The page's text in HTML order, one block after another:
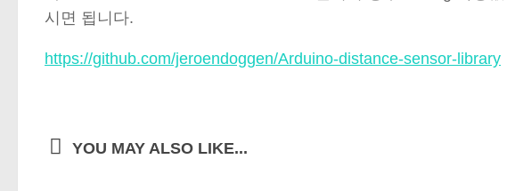
시면 됩니다.
https://github.com/jeroendoggen/Arduino-distance-sensor-library
YOU MAY ALSO LIKE...